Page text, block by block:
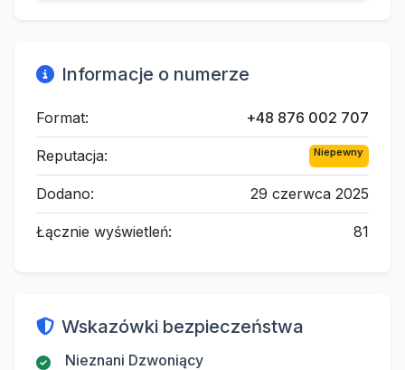
Informacje o numerze
Format: +48 876 002 707
Reputacja: Niepewny
Dodano: 29 czerwca 2025
Łącznie wyświetleń: 81
Wskazówki bezpieczeństwa
Nieznani Dzwoniący